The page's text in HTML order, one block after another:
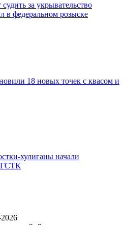
за укрывательство
федеральном розыске
18 новых точек с квасом и
хулиганы начали
ГСТК